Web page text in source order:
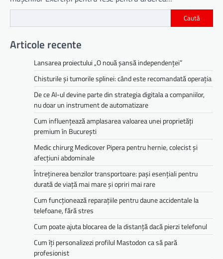
Caută
Articole recente
Lansarea proiectului „O nouă șansă independenței”
Chisturile și tumorile splinei: când este recomandată operația
De ce AI-ul devine parte din strategia digitala a companiilor,
nu doar un instrument de automatizare
Cum influențează amplasarea valoarea unei proprietăți
premium în București
Medic chirurg Medicover Pipera pentru hernie, colecist și
afecțiuni abdominale
Întreținerea benzilor transportoare: pași esențiali pentru
durată de viață mai mare și opriri mai rare
Cum funcționează reparațiile pentru daune accidentale la
telefoane, fără stres
Cum poate ajuta blocarea de la distanță dacă pierzi telefonul
Cum îți personalizezi profilul Mastodon ca să pară
profesionist